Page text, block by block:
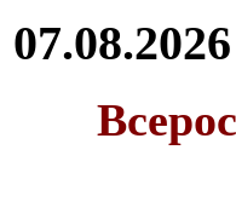
07.08.2026